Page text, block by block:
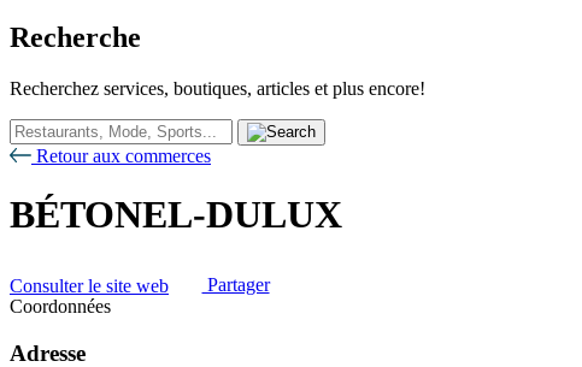
Recherche
Recherchez services, boutiques, articles et plus encore!
Retour aux commerces
BÉTONEL-DULUX
Consulter le site web
Partager
Coordonnées
Adresse